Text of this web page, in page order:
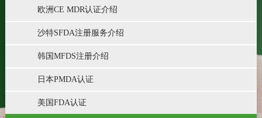
欧洲CE MDR认证介绍
沙特SFDA注册服务介绍
韩国MFDS注册介绍
日本PMDA认证
美国FDA认证